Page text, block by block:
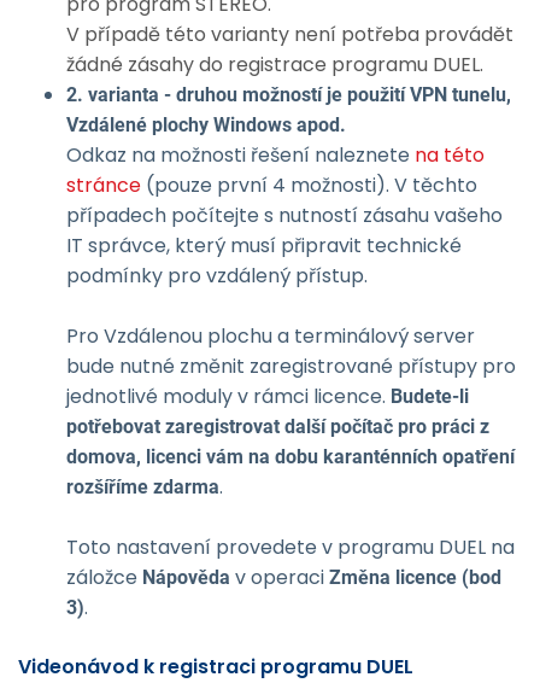
V případě této varianty není potřeba provádět
žádné zásahy do registrace programu DUEL.
2. varianta - druhou možností je použití VPN tunelu,
Vzdálené plochy Windows apod.
Odkaz na možnosti řešení naleznete na této
stránce (pouze první 4 možnosti). V těchto
případech počítejte s nutností zásahu vašeho
IT správce, který musí připravit technické
podmínky pro vzdálený přístup.
Pro Vzdálenou plochu a terminálový server
bude nutné změnit zaregistrované přístupy pro
jednotlivé moduly v rámci licence. Budete-li
potřebovat zaregistrovat další počítač pro práci z
domova, licenci vám na dobu karanténních opatření
rozšíříme zdarma.
Toto nastavení provedete v programu DUEL na
záložce Nápověda v operaci Změna licence (bod
3).
Videonávod k registraci programu DUEL